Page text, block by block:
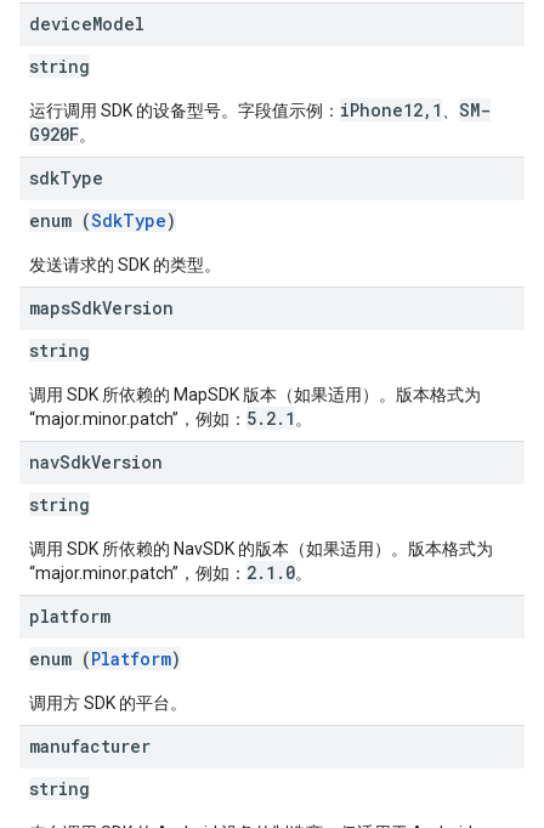
deviceModel
string
运行调用 SDK 的设备型号。字段值示例： iPhone12,1
SM-
G920F。
sdkType
enum (SdkType)
发送请求的 SDK 的类型。
mapsSdkVersion
string
调用 SDK 所依赖的 MapSDK 版本（如果适用）。版本格式为
“major.minor.patch”，例如： 5.2.1 。
navSdkVersion
string
调用 SDK 所依赖的 NavSDK 的版本（如果适用）。版本格式为
“major.minor.patch”，例如： 2.1.0。
platform
enum (Platform)
调用方 SDK 的平台。
manufacturer
string